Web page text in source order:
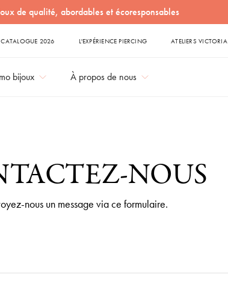
de qualité, abordables et écoresponsables
CATALOGUE 2026 L'EXPÉRIENCE PIERCING ATELIERS VICTORIA
bijoux À propos de nous
NOUS
nous un message via ce formulaire.